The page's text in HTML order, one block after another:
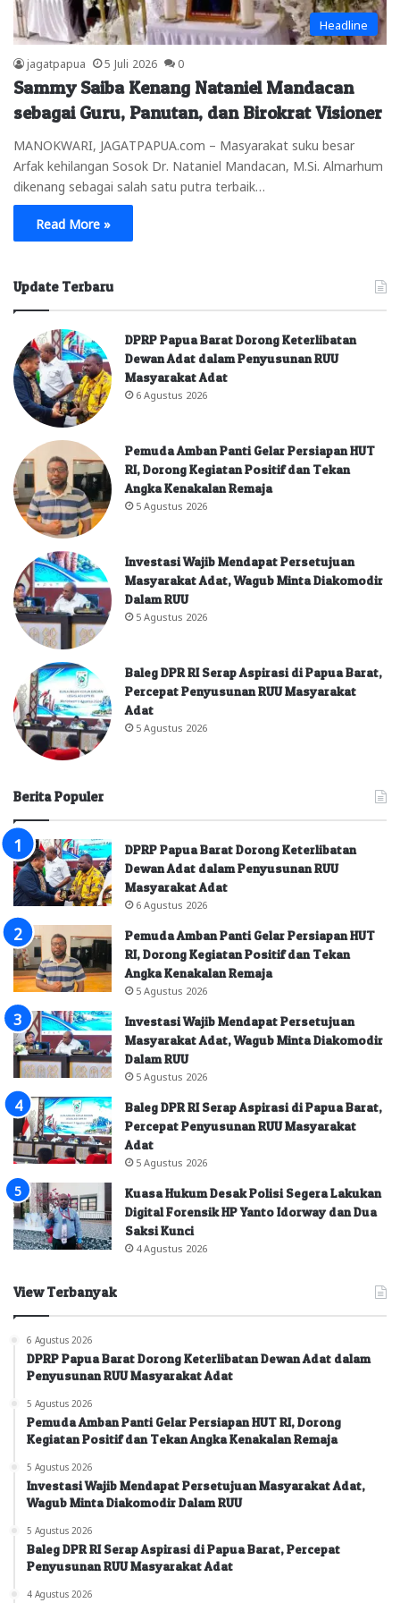
Headline
jagatpapua 5 Juli 2026 0
Sammy Saiba Kenang Nataniel Mandacan
sebagai Guru, Panutan, dan Birokrat Visioner
MANOKWARI, JAGATPAPUA.com – Masyarakat suku besar
Arfak kehilangan Sosok Dr. Nataniel Mandacan, M.Si. Almarhum
dikenang sebagai salah satu putra terbaik…
Read More »
Update Terbaru
DPRP Papua Barat Dorong Keterlibatan
Dewan Adat dalam Penyusunan RUU
Masyarakat Adat
6 Agustus 2026
Pemuda Amban Panti Gelar Persiapan HUT
RI, Dorong Kegiatan Positif dan Tekan
Angka Kenakalan Remaja
5 Agustus 2026
Investasi Wajib Mendapat Persetujuan
Masyarakat Adat, Wagub Minta Diakomodir
Dalam RUU
5 Agustus 2026
Baleg DPR RI Serap Aspirasi di Papua Barat,
Percepat Penyusunan RUU Masyarakat
Adat
5 Agustus 2026
Berita Populer
DPRP Papua Barat Dorong Keterlibatan
Dewan Adat dalam Penyusunan RUU
Masyarakat Adat
6 Agustus 2026
Pemuda Amban Panti Gelar Persiapan HUT
RI, Dorong Kegiatan Positif dan Tekan
Angka Kenakalan Remaja
5 Agustus 2026
Investasi Wajib Mendapat Persetujuan
Masyarakat Adat, Wagub Minta Diakomodir
Dalam RUU
5 Agustus 2026
Baleg DPR RI Serap Aspirasi di Papua Barat,
Percepat Penyusunan RUU Masyarakat
Adat
5 Agustus 2026
Kuasa Hukum Desak Polisi Segera Lakukan
Digital Forensik HP Yanto Idorway dan Dua
Saksi Kunci
4 Agustus 2026
View Terbanyak
6 Agustus 2026
DPRP Papua Barat Dorong Keterlibatan Dewan Adat dalam
Penyusunan RUU Masyarakat Adat
5 Agustus 2026
Pemuda Amban Panti Gelar Persiapan HUT RI, Dorong
Kegiatan Positif dan Tekan Angka Kenakalan Remaja
5 Agustus 2026
Investasi Wajib Mendapat Persetujuan Masyarakat Adat,
Wagub Minta Diakomodir Dalam RUU
5 Agustus 2026
Baleg DPR RI Serap Aspirasi di Papua Barat, Percepat
Penyusunan RUU Masyarakat Adat
4 Agustus 2026